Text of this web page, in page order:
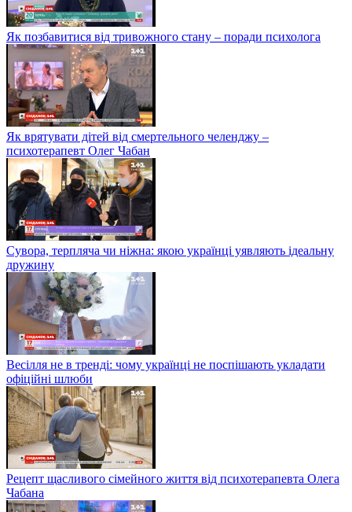
Як позбавитися від тривожного стану – поради психолога
Як врятувати дітей від смертельного челенджу –
психотерапевт Олег Чабан
Сувора, терпляча чи ніжна: якою українці уявляють ідеальну
дружину
Весілля не в тренді: чому українці не поспішають укладати
офіційні шлюби
Рецепт щасливого сімейного життя від психотерапевта Олега
Чабана